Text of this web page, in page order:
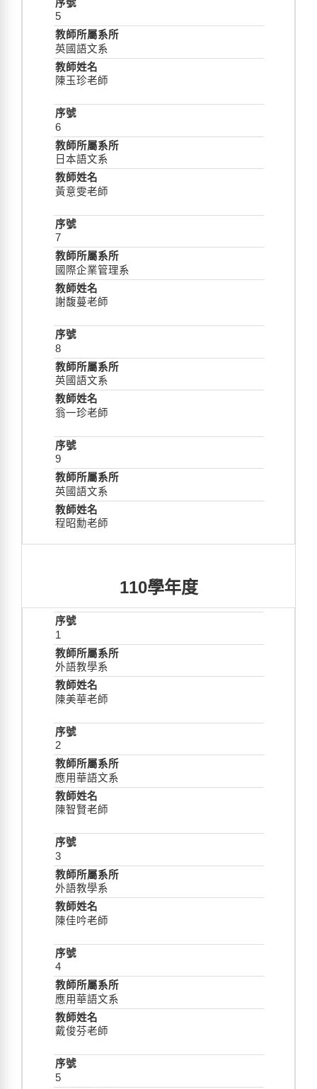
5
英國語文系
陳玉珍老師
6
日本語文系
黃意雯老師
7
國際企業管理系
謝馥蔓老師
8
英國語文系
翁一珍老師
9
英國語文系
程昭勳老師
110學年度
1
外語教學系
陳美華老師
2
應用華語文系
陳智賢老師
3
外語教學系
陳佳吟老師
4
應用華語文系
戴俊芬老師
5